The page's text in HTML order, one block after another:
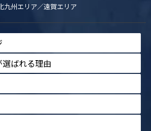
九州エリア／遠賀エリア
ばれる理由